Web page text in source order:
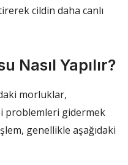
cildin daha canlı
Nasıl Yapılır?
morluklar,
problemleri gidermek
genellikle aşağıdaki